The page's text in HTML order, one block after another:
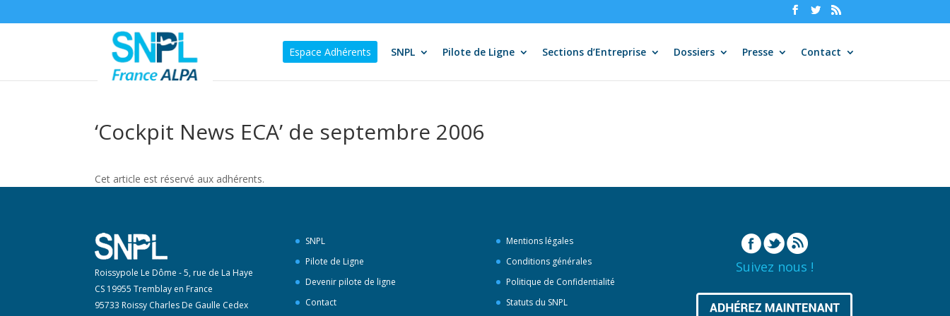
Espace Adhérents SNPL Pilote de Ligne Sections d’Entreprise Dossiers Presse Contact
‘Cockpit News ECA’ de septembre 2006
Cet article est réservé aux adhérents.
Roissypole Le Dôme - 5, rue de La Haye
CS 19955 Tremblay en France
95733 Roissy Charles De Gaulle Cedex
SNPL
Pilote de Ligne
Devenir pilote de ligne
Contact
Mentions légales
Conditions générales
Politique de Confidentialité
Statuts du SNPL
Suivez nous !